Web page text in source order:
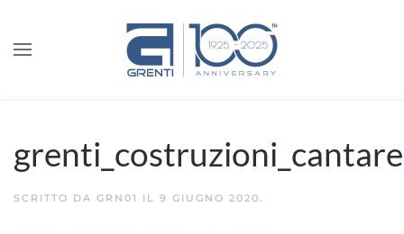
SCRITTO DA GRN01 IL 9 GIUGNO 2020.